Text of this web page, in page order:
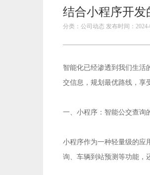
结合小程序开
分类：公司动态 发布时间：2024-
智能化已经渗透到我们生活
交信息，规划最优路线，享
一、小程序：智能公交查询
小程序作为一种轻量级的应
询、车辆到站预测等功能，